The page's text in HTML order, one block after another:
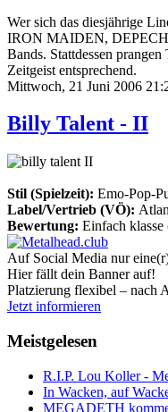
Wer sich das diesjährige
IRON MAIDEN,
Bands. Stattdessen
Zeitgeist entsprechend.
Mittwoch, 21 Juni 2006
Billy Talent - II
Stil (Spielzeit): Emo-Pop-
Label/Vertrieb (VÖ):
Bewertung: Einfach klasse
Auf Social Media nur
Hier fällt dein Banner auf!
Platzierung flexibel – nach
Jetzt informieren
Meistgelesen
R.I.P. Lou Koller -
In Wacken, auf
MEGADETH